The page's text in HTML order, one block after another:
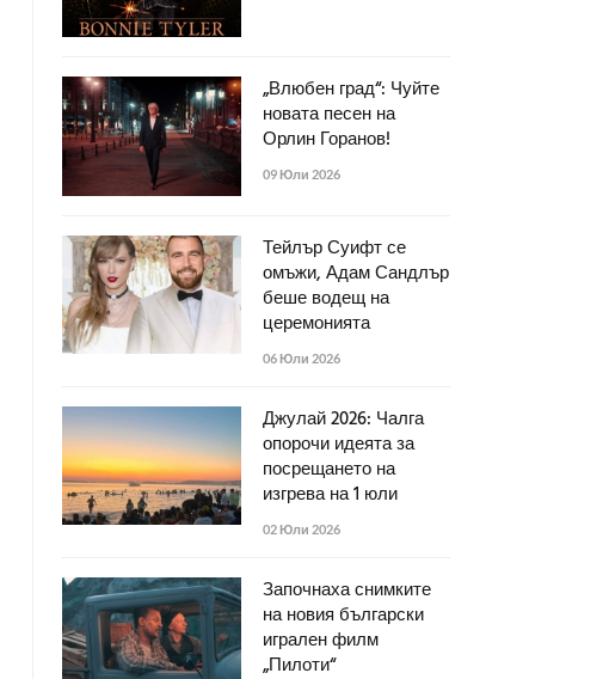
„Влюбен град“: Чуйте
новата песен на
Орлин Горанов!
09 Юли 2026
Тейлър Суифт се
омъжи, Адам Сандлър
беше водещ на
церемонията
06 Юли 2026
Джулай 2026: Чалга
опорочи идеята за
посрещането на
изгрева на 1 юли
02 Юли 2026
Започнаха снимките
на новия български
игрален филм
„Пилоти“